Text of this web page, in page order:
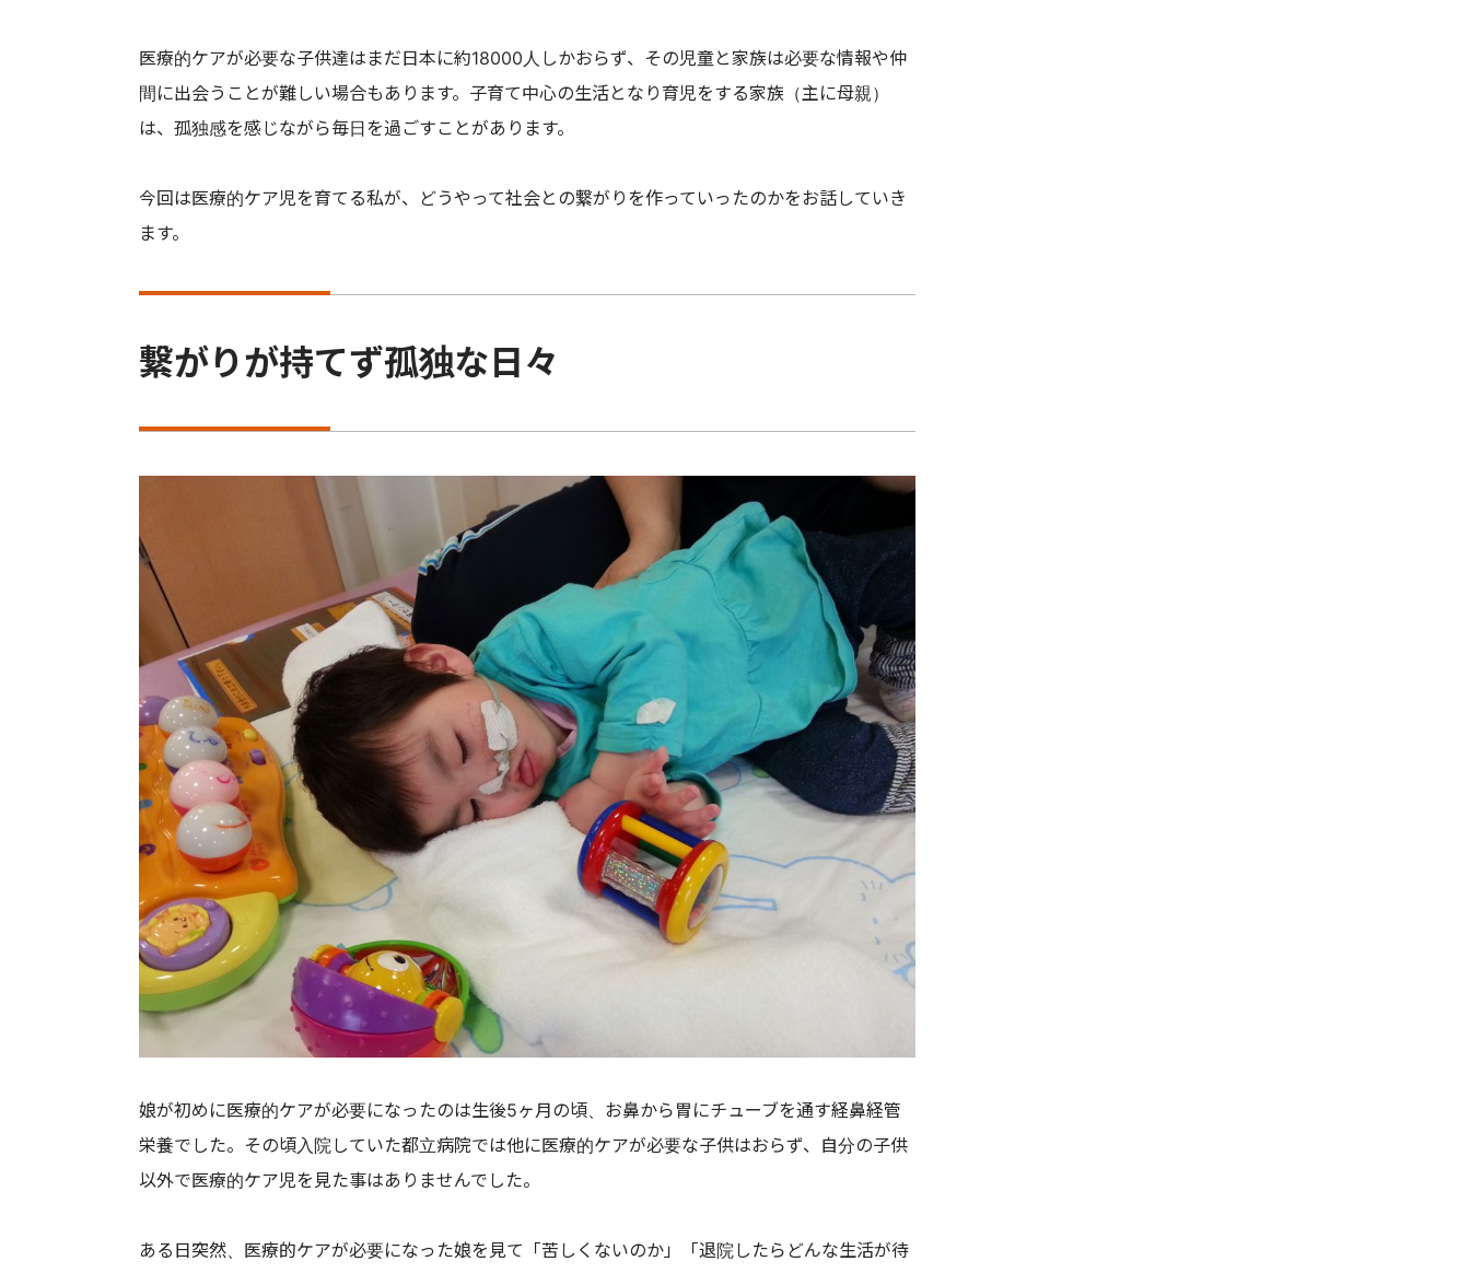
医療的ケアが必要な子供達はまだ日本に約18000人しかおらず、その児童と家族は必要な情報や仲
間に出会うことが難しい場合もあります。子育て中心の生活となり育児をする家族（主に母親）
は、孤独感を感じながら毎日を過ごすことがあります。
今回は医療的ケア児を育てる私が、どうやって社会との繋がりを作っていったのかをお話していき
ます。
繋がりが持てず孤独な日々
娘が初めに医療的ケアが必要になったのは生後5ヶ月の頃、お鼻から胃にチューブを通す経鼻経管
栄養でした。その頃入院していた都立病院では他に医療的ケアが必要な子供はおらず、自分の子供
以外で医療的ケア児を見た事はありませんでした。
ある日突然、医療的ケアが必要になった娘を見て「苦しくないのか」「退院したらどんな生活が待